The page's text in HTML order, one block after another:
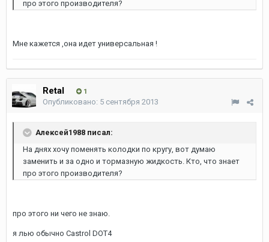
про этого производителя?
Мне кажется ,она идет универсальная !
Retal 1
Опубликовано: 5 сентября 2013
Алексей1988 писал:
На днях хочу поменять колодки по кругу, вот думаю
заменить и за одно и тормазную жидкость. Кто, что знает
про этого производителя?
про этого ни чего не знаю.
я лью обычно Castrol DOT4